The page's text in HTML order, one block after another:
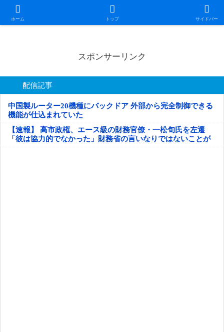
ホーム トップ サイドバー
日本第一！ニュース録
スポンサーリンク
配信記事
中国製ルーター20機種にバックドア 外部から完全制御できる
機能が仕込まれていた
【速報】 高市政権、エース級の財務官僚・一松旬氏を左遷
「彼は協力的でなかった」財務省の言いなりではないことが
判明